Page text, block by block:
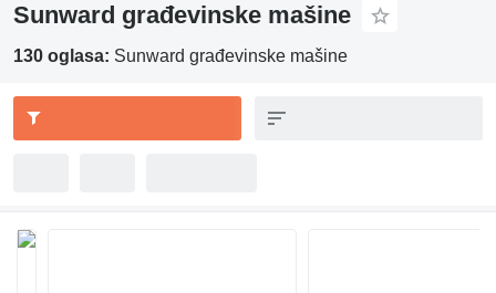
Sunward građevinske mašine
130 oglasa: Sunward građevinske mašine